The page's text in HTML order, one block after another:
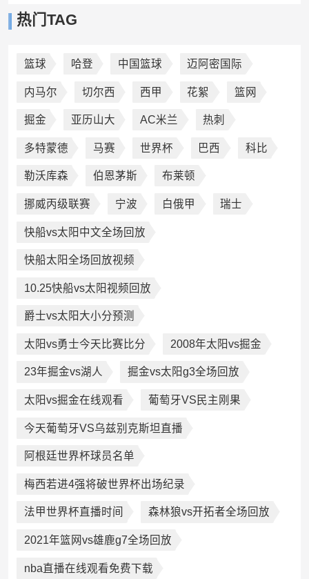
热门TAG
篮球 哈登 中国篮球 迈阿密国际
内马尔 切尔西 西甲 花絮 篮网
掘金 亚历山大 AC米兰 热刺
多特蒙德 马赛 世界杯 巴西 科比
勒沃库森 伯恩茅斯 布莱顿
挪威丙级联赛 宁波 白俄甲 瑞士
快船vs太阳中文全场回放
快船太阳全场回放视频
10.25快船vs太阳视频回放
爵士vs太阳大小分预测
太阳vs勇士今天比赛比分 2008年太阳vs掘金
23年掘金vs湖人 掘金vs太阳g3全场回放
太阳vs掘金在线观看 葡萄牙VS民主刚果
今天葡萄牙VS乌兹别克斯坦直播
阿根廷世界杯球员名单
梅西若进4强将破世界杯出场纪录
法甲世界杯直播时间 森林狼vs开拓者全场回放
2021年篮网vs雄鹿g7全场回放
nba直播在线观看免费下载